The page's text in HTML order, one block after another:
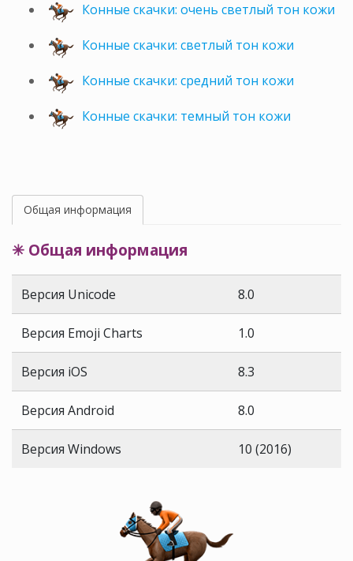
Конные скачки: очень светлый тон кожи
Конные скачки: светлый тон кожи
Конные скачки: средний тон кожи
Конные скачки: темный тон кожи
Общая информация
✳ Общая информация
Версия Unicode 8.0
Версия Emoji Charts 1.0
Версия iOS 8.3
Версия Android 8.0
Версия Windows 10 (2016)